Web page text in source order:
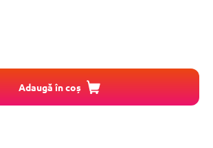
Adaugă în coș